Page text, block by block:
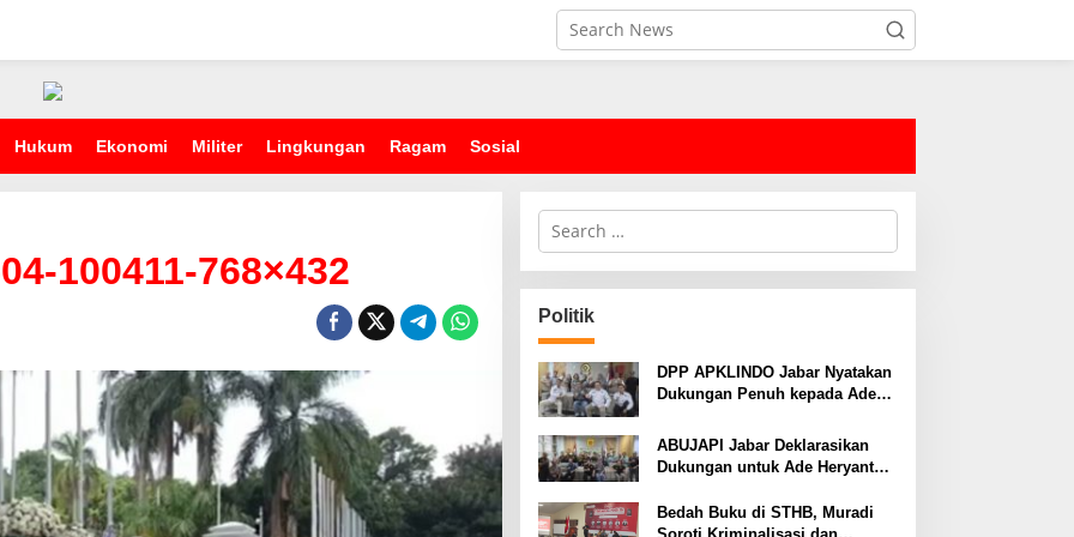
Hukum Ekonomi Militer Lingkungan Ragam Sosial
100411-768×432
S
r
c
h
f
o
r
:
Politik
DPP APKLINDO Jabar Nyatakan
Dukungan Penuh kepada Ade
Bandung
ABUJAPI Jabar Deklarasikan
Dukungan untuk Ade Heryanto
Bedah Buku di STHB, Muradi